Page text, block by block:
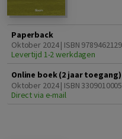
Paperback
Oktober 2024 | ISBN
Levertijd 1-2 werkdagen
Online boek (2 jaar toegang)
Oktober 2024 | ISBN
Direct via e-mail